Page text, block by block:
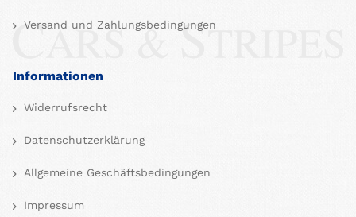
Versand und Zahlungsbedingungen
Informationen
Widerrufsrecht
Datenschutzerklärung
Allgemeine Geschäftsbedingungen
Impressum